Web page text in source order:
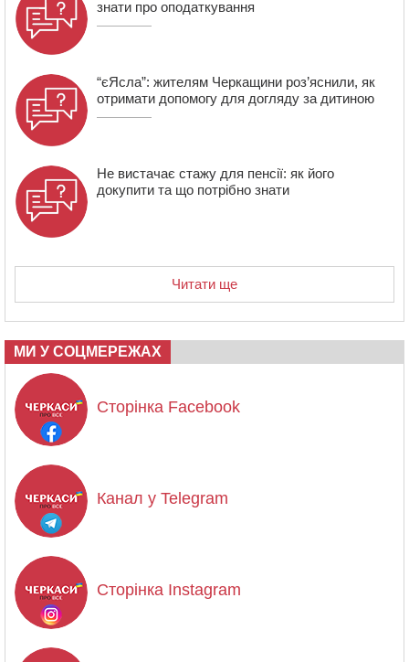
мопедом: двоє людей у лікарні
знати про оподаткування
“єЯсла”: жителям Черкащини роз’яснили, як
отримати допомогу для догляду за дитиною
Не вистачає стажу для пенсії: як його
докупити та що потрібно знати
Читати ще
МИ У СОЦМЕРЕЖАХ
Сторінка Facebook
Канал у Telegram
Сторінка Instagram